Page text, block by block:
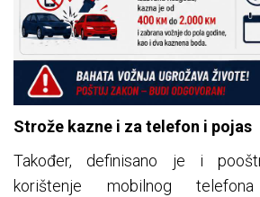
Strože kazne i za telefon i pojas
Također, definisano je i
korištenje mobilnog